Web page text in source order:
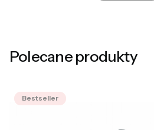
Polecane produkty
Bestseller